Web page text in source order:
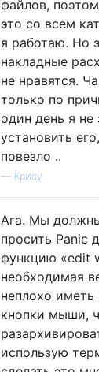
файлов,
это со всем
я работаю. Но
накладные
не нравятся.
только по
один день я не
установить
повезло ..
— Крису
Ага. Мы
просить Panic
функцию «edit
необходимая
неплохо
кнопки мыши,
использую